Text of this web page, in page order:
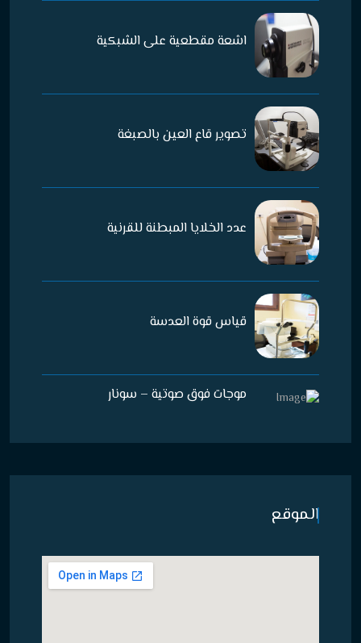
اشعة مقطعية على الشبكية
تصوير قاع العين بالصبغة
عدد الخلايا المبطنة للقرنية
قياس قوة العدسة
موجات فوق صوتية – سونار
الموقع